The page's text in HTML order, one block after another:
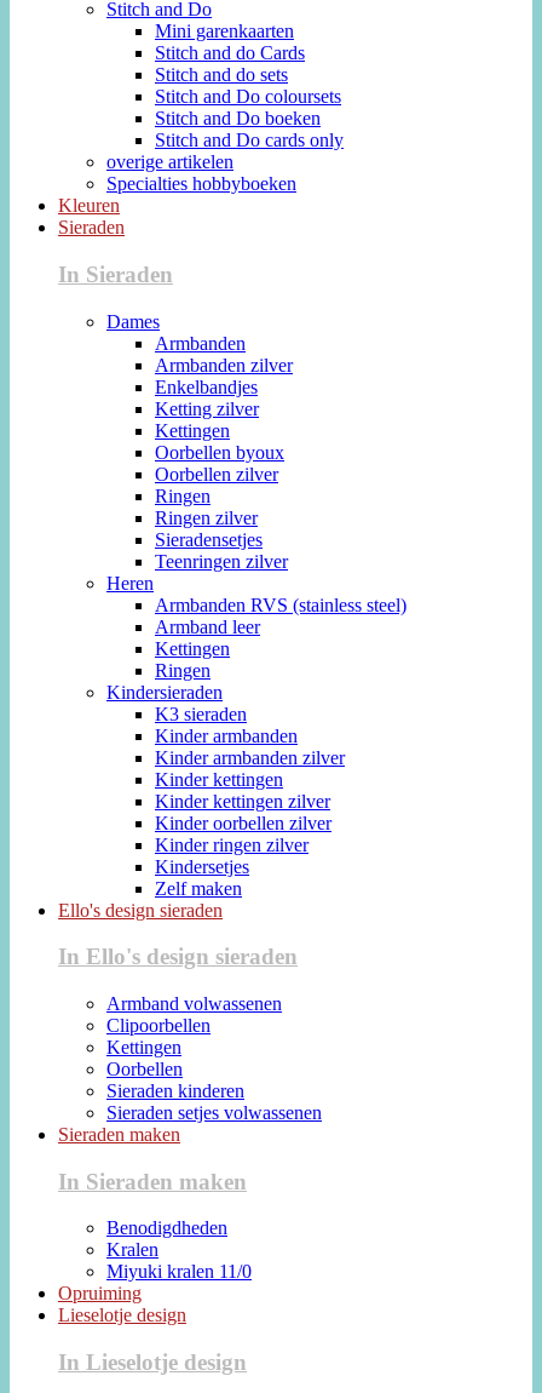
Stitch and Do
Mini garenkaarten
Stitch and do Cards
Stitch and do sets
Stitch and Do coloursets
Stitch and Do boeken
Stitch and Do cards only
overige artikelen
Specialties hobbyboeken
Kleuren
Sieraden
In Sieraden
Dames
Armbanden
Armbanden zilver
Enkelbandjes
Ketting zilver
Kettingen
Oorbellen byoux
Oorbellen zilver
Ringen
Ringen zilver
Sieradensetjes
Teenringen zilver
Heren
Armbanden RVS (stainless steel)
Armband leer
Kettingen
Ringen
Kindersieraden
K3 sieraden
Kinder armbanden
Kinder armbanden zilver
Kinder kettingen
Kinder kettingen zilver
Kinder oorbellen zilver
Kinder ringen zilver
Kindersetjes
Zelf maken
Ello's design sieraden
In Ello's design sieraden
Armband volwassenen
Clipoorbellen
Kettingen
Oorbellen
Sieraden kinderen
Sieraden setjes volwassenen
Sieraden maken
In Sieraden maken
Benodigdheden
Kralen
Miyuki kralen 11/0
Opruiming
Lieselotje design
In Lieselotje design